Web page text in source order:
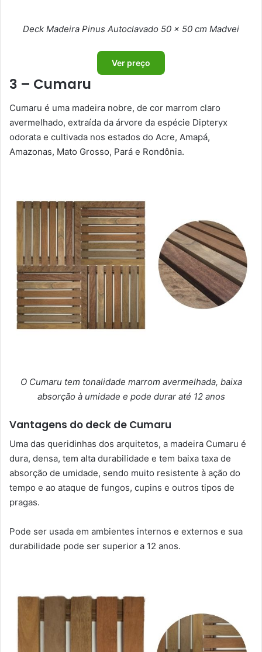
Deck Madeira Pinus Autoclavado 50 x 50 cm Madvei
Ver preço
3 – Cumaru
Cumaru é uma madeira nobre, de cor marrom claro
avermelhado, extraída da árvore da espécie Dipteryx
odorata e cultivada nos estados do Acre, Amapá,
Amazonas, Mato Grosso, Pará e Rondônia.
O Cumaru tem tonalidade marrom avermelhada, baixa
absorção à umidade e pode durar até 12 anos
Vantagens do deck de Cumaru
Uma das queridinhas dos arquitetos, a madeira Cumaru é
dura, densa, tem alta durabilidade e tem baixa taxa de
absorção de umidade, sendo muito resistente à ação do
tempo e ao ataque de fungos, cupins e outros tipos de
pragas.
Pode ser usada em ambientes internos e externos e sua
durabilidade pode ser superior a 12 anos.